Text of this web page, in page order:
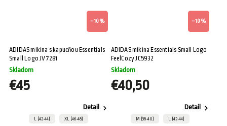
–10 %
ADIDAS mikina s kapucňou Essentials
Small Logo JV7281
Skladom
€45
Detail
L (42-44) XL (46-48)
–10 %
ADIDAS mikina Essentials Small Logo
FeelCozy JC5932
Skladom
€40,50
Detail
M (38-40) L (42-44)